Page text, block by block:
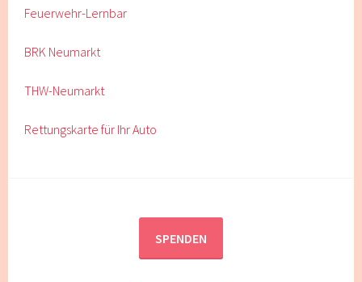
Feuerwehr-Lernbar
BRK Neumarkt
THW-Neumarkt
Rettungskarte für Ihr Auto
SPENDEN